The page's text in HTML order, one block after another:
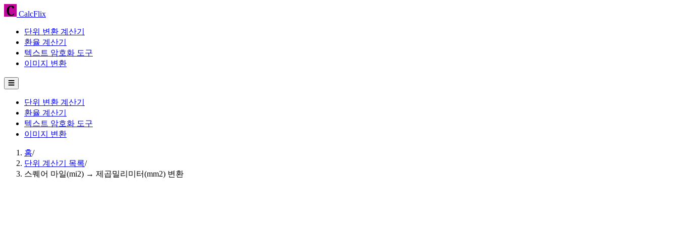
CalcFlix
단위 변환 계산기
환율 계산기
텍스트 암호화 도구
이미지 변환
☰
단위 변환 계산기
환율 계산기
텍스트 암호화 도구
이미지 변환
홈/
단위 계산기 목록/
스퀘어 마일(mi2) → 제곱밀리미터(mm2) 변환